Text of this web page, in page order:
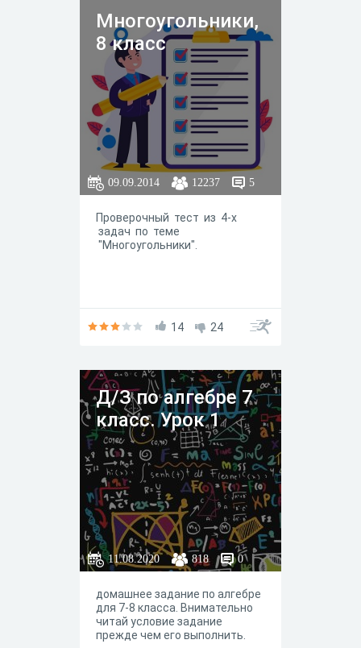
Многоугольники,
8 класс
09.09.2014 12237 5
Проверочный тест из 4-x
задач по теме
"Многоугольники".
14 24
Д/З по алгебре 7
класс. Урок 1
11.08.2020 818 0
домашнее задание по алгебре
для 7-8 класса. Внимательно
читай условие задание
прежде чем его выполнить.